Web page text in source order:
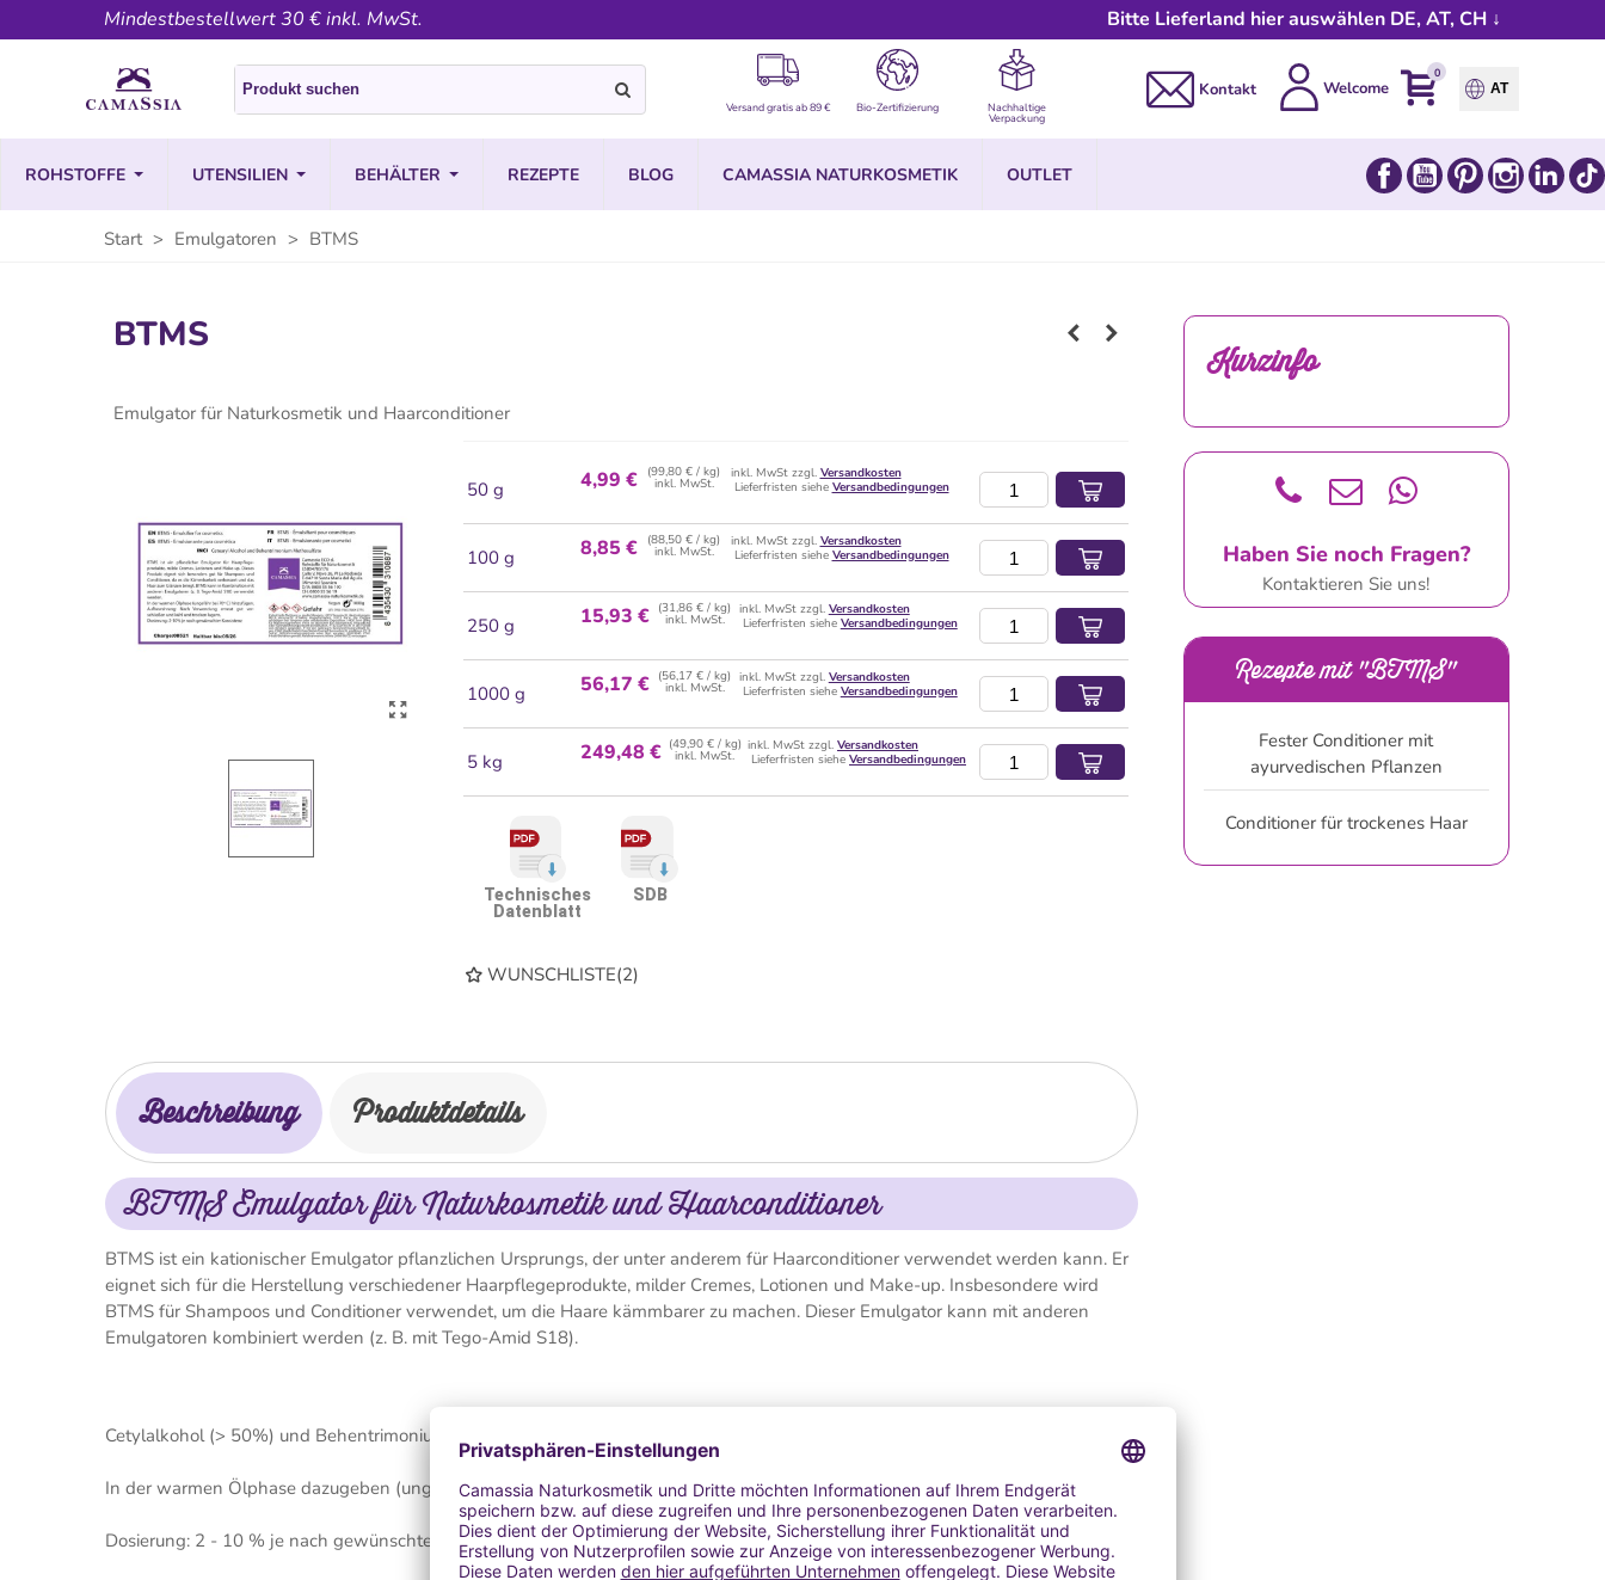
Mindestbestellwert 30 € inkl. MwSt. Bitte Lieferland hier auswählen DE, AT, CH ↓
Versand gratis ab 89 € Bio-Zertifizierung Nachhaltige
Verpackung
Kontakt Welcome
0
AT
ROHSTOFFE UTENSILIEN BEHÄLTER REZEPTE BLOG CAMASSIA NATURKOSMETIK OUTLET FacebookYouTubePinterestInstagram
Start > Emulgatoren > BTMS
BTMS
Emulgator für Naturkosmetik und Haarconditioner
50 g 4,99 € (99,80 € / kg)
inkl. MwSt.
inkl. MwSt zzgl. Versandkosten
Lieferfristen siehe Versandbedingungen
100 g 8,85 € (88,50 € / kg)
inkl. MwSt.
inkl. MwSt zzgl. Versandkosten
Lieferfristen siehe Versandbedingungen
250 g 15,93 € (31,86 € / kg)
inkl. MwSt.
inkl. MwSt zzgl. Versandkosten
Lieferfristen siehe Versandbedingungen
1000 g 56,17 € (56,17 € / kg)
inkl. MwSt.
inkl. MwSt zzgl. Versandkosten
Lieferfristen siehe Versandbedingungen
5 kg 249,48 € (49,90 € / kg)
inkl. MwSt.
inkl. MwSt zzgl. Versandkosten
Lieferfristen siehe Versandbedingungen
Technisches
Datenblatt
SDB
WUNSCHLISTE(2)
Beschreibung Produktdetails
BTMS Emulgator für Naturkosmetik und Haarconditioner
BTMS ist ein kationischer Emulgator pflanzlichen Ursprungs, der unter anderem für Haarconditioner verwendet werden kann. Er
eignet sich für die Herstellung verschiedener Haarpflegeprodukte, milder Cremes, Lotionen und Make-up. Insbesondere wird
BTMS für Shampoos und Conditioner verwendet, um die Haare kämmbarer zu machen. Dieser Emulgator kann mit anderen
Emulgatoren kombiniert werden (z. B. mit Tego-Amid S18).
Cetylalkohol (> 50%) und Behentrimonium Methosulfate (<30%)
In der warmen Ölphase dazugeben (ungefähr 70ºC).
Dosierung: 2 - 10 % je nach gewünschter Konsistenz
Kurzinfo
Haben Sie noch Fragen?
Kontaktieren Sie uns!
Rezepte mit "BTMS"
Fester Conditioner mit
ayurvedischen Pflanzen
Conditioner für trockenes Haar